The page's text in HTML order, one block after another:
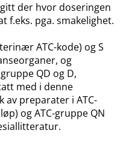
der hvor doseringen
f.eks. pga. smakelighet.
ATC-kode) og S
og
QD og D,
med i denne
av preparater i ATC-
og ATC-gruppe QN